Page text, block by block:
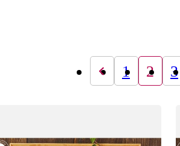
1 2 3